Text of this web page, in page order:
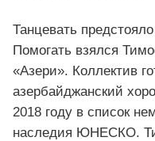
Танцевать
Помогать взялся
«Азери». Коллектив
азербайджанский
2018 году в список
наследия ЮНЕСКО.